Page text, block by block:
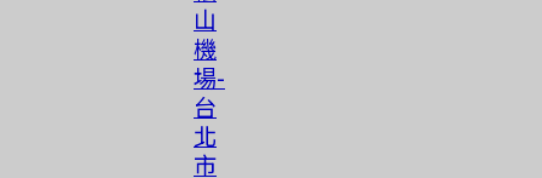
山
機
場-
台
北
市